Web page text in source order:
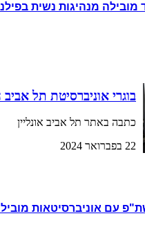
מנהיגות נשית
בוגרי אוניברסיטת תל
כתבה באתר תל אביב אונליין
22 בפברואר 2024
עם אוניברסיטאות